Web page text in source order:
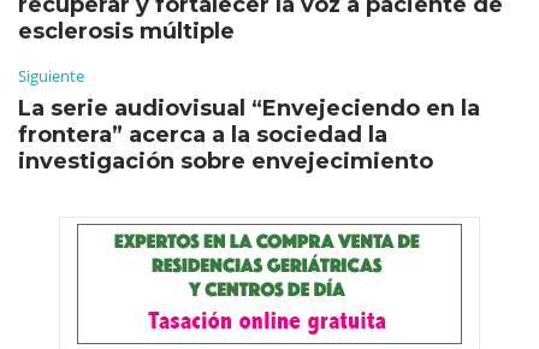
esclerosis múltiple
Siguiente
La serie audiovisual “Envejeciendo en la
frontera” acerca a la sociedad la
investigación sobre envejecimiento